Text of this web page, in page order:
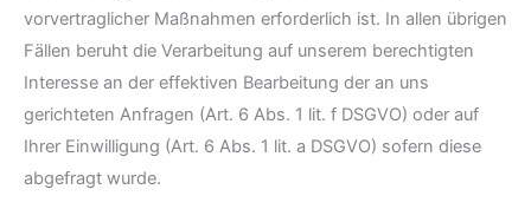
vorvertraglicher Maßnahmen erforderlich ist. In allen übrigen
Fällen beruht die Verarbeitung auf unserem berechtigten
Interesse an der effektiven Bearbeitung der an uns
gerichteten Anfragen (Art. 6 Abs. 1 lit. f DSGVO) oder auf
Ihrer Einwilligung (Art. 6 Abs. 1 lit. a DSGVO) sofern diese
abgefragt wurde.